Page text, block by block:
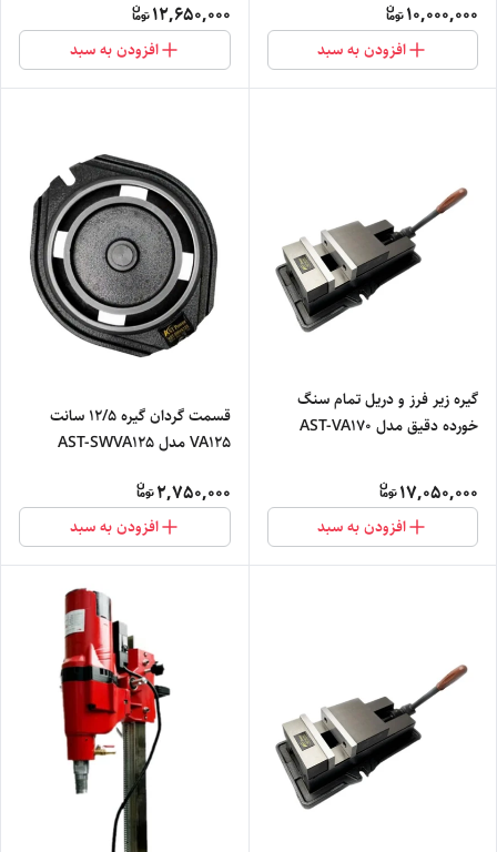
10,000,000
افزودن به سبد
12,650,000
افزودن به سبد
گیره زیر فرز و دریل تمام سنگ
خورده دقیق مدل AST-VA170
17,050,000
افزودن به سبد
قسمت گردان گیره 12/5 سانت
VA125 مدل AST-SWVA125
2,750,000
افزودن به سبد